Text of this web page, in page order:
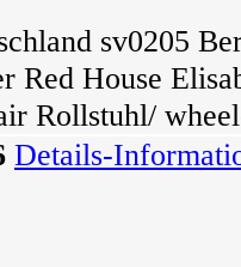
sv0205
Red House
Rollstuhl/
Details-